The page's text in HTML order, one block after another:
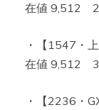
在値 9,512
・【1547
在値 9,512
・【2236・